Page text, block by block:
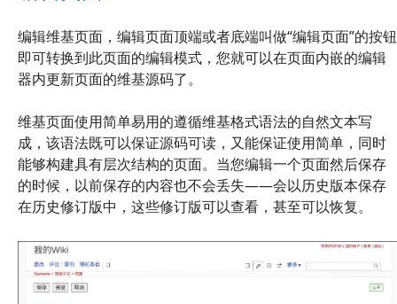
编辑维基页面，编辑页面顶端或者底端叫做“编辑页面”的按钮
即可转换到此页面的编辑模式，您就可以在页面内嵌的编辑
器内更新页面的维基源码了。
维基页面使用简单易用的遵循维基格式语法的自然文本写
成，该语法既可以保证源码可读，又能保证使用简单，同时
能够构建具有层次结构的页面。当您编辑一个页面然后保存
的时候，以前保存的内容也不会丢失——会以历史版本保存
在历史修订版中，这些修订版可以查看，甚至可以恢复。